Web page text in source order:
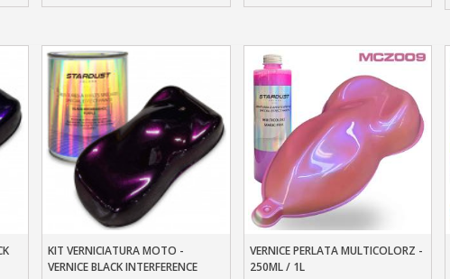
Aggiungi Al Carrello
KIT VERNICIATURA MOTO -
VERNICE BLACK INTERFERENCE
Aggiungi Al Carrello
VERNICE PERLATA MULTICOLORZ -
250ML / 1L